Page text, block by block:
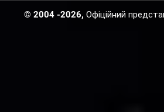
© 2004 -2026, Офіційний